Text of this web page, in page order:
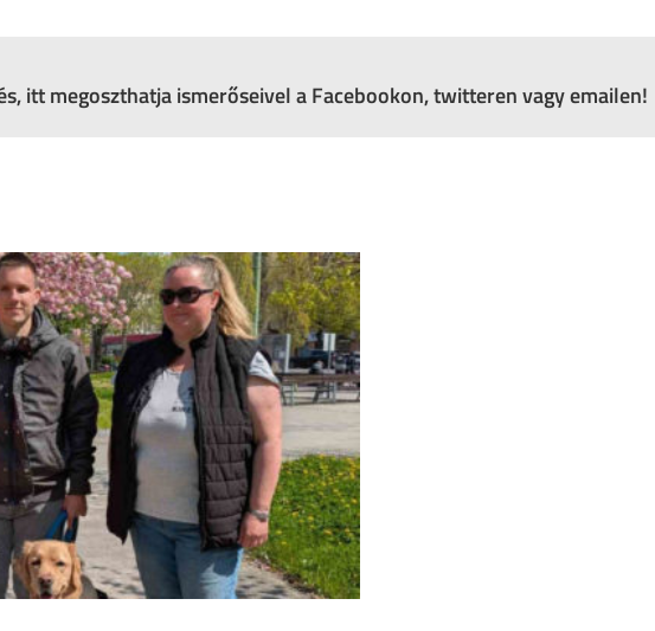
itt megoszthatja ismerőseivel a Facebookon, twitteren vagy emailen!